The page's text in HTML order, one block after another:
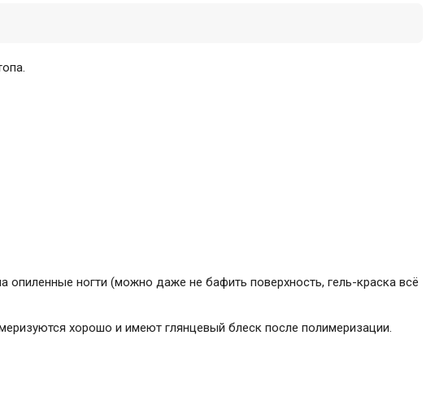
опиленные ногти (можно даже не бафить поверхность, гель-краска всё
хорошо и имеют глянцевый блеск после полимеризации.